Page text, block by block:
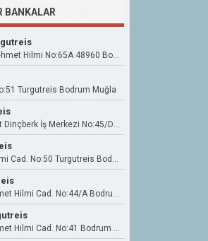
BANKALAR
Bahçelievler Mah. Mehmet Hilmi No:65A 48960 Bodrum Muğla
Turgutreis Bodrum Muğla
M. Hilmi Cad. Mehmet Dinçberk İş Merkezi No:45/D/E Turgutreis
Yalı Mah. Mehmet Hilmi Cad. No:50 Turgutreis Bodrum / Muğla
Turgutreis Mah. Mehmet Hilmi Cad. No:44/A Bodrum Muğla
Turgutreis Mah. Mehmet Hilmi Cad. No:41 Bodrum / Muğla